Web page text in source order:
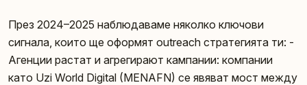
През 2024–2025 наблюдаваме няколко ключови
сигнала, които ще оформят outreach стратегията ти: -
Агенции растат и агрегирают кампании: компании
като Uzi World Digital (MENAFN) се явяват мост между